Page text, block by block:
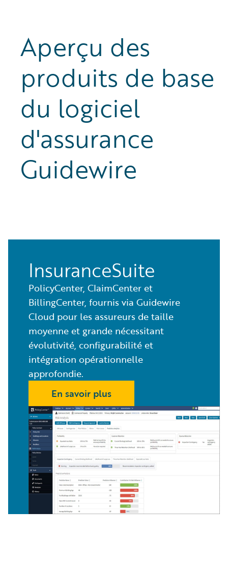
Aperçu des
produits de base
du logiciel
d'assurance
Guidewire
InsuranceSuite
PolicyCenter, ClaimCenter et
BillingCenter, fournis via Guidewire
Cloud pour les assureurs de taille
moyenne et grande nécessitant
évolutivité, configurabilité et
intégration opérationnelle
approfondie.
En savoir plus